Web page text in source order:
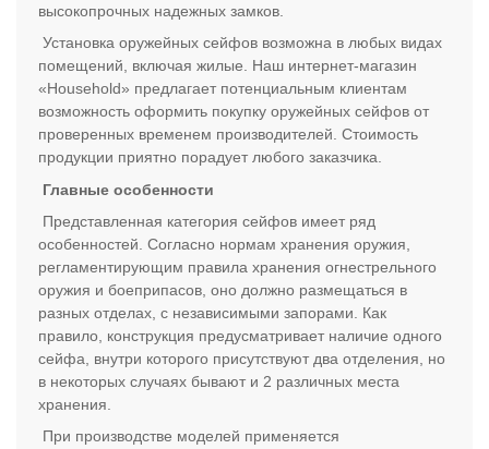
высокопрочных надежных замков.
Установка оружейных сейфов возможна в любых видах
помещений, включая жилые. Наш интернет-магазин
«Household» предлагает потенциальным клиентам
возможность оформить покупку оружейных сейфов от
проверенных временем производителей. Стоимость
продукции приятно порадует любого заказчика.
Главные особенности
Представленная категория сейфов имеет ряд
особенностей. Согласно нормам хранения оружия,
регламентирующим правила хранения огнестрельного
оружия и боеприпасов, оно должно размещаться в
разных отделах, с независимыми запорами. Как
правило, конструкция предусматривает наличие одного
сейфа, внутри которого присутствуют два отделения, но
в некоторых случаях бывают и 2 различных места
хранения.
При производстве моделей применяется